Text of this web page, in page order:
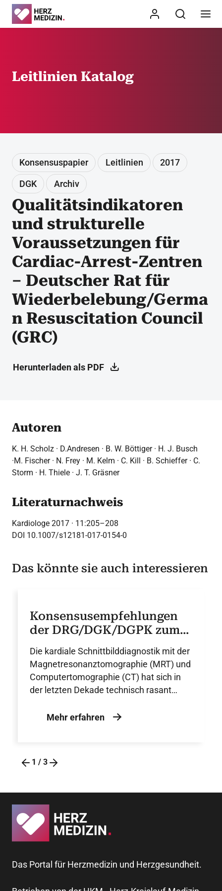
Leitlinien Katalog
Konsensuspapier Leitlinien 2017
DGK Archiv
Qualitätsindikatoren
und strukturelle
Voraussetzungen für
Cardiac-Arrest-Zentren
– Deutscher Rat für
Wiederbelebung/Germa
n Resuscitation Council
(GRC)
Herunterladen als PDF
Autoren
K. H. Scholz · D.Andresen · B. W. Böttiger · H. J. Busch
·M. Fischer · N. Frey · M. Kelm · C. Kill · B. Schieffer · C.
Storm · H. Thiele · J. T. Gräsner
Literaturnachweis
Kardiologe 2017 · 11:205–208
DOI 10.1007/s12181-017-0154-0
Das könnte sie auch interessieren
Konsensusempfehlungen
der DRG/DGK/DGPK zum
Einsatz der Herzbildgebung
mit Computertomographie
und
Magnetresonanztomograph
Die kardiale Schnittbilddiagnostik mit der
Magnetresonanztomographie (MRT) und
Computertomographie (CT) hat sich in
der letzten Dekade technisch rasant
Verbesserungen und die brei- te
klinischen Routi- ne eingesetzt werden.
Mehr erfahren
1 / 3
Das Portal für Herzmedizin und Herzgesundheit.